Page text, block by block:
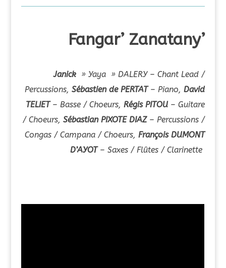
Fangar’ Zanatany’
Janick» Yaya » DALERY – Chant Lead /
Percussions, Sébastien de PERTAT– Piano, David
TELIET– Basse / Choeurs, Régis PITOU– Guitare
/ Choeurs, Sébastian PIXOTE DIAZ– Percussions /
Congas / Campana / Choeurs, François DUMONT
D’AYOT– Saxes / Flûtes / Clarinette